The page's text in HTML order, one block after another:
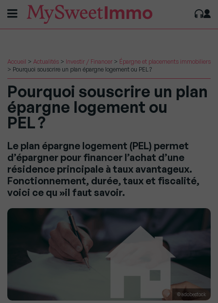
Accueil > Actualités > Investir / Financer > Épargne et placements immobiliers
> Pourquoi souscrire un plan épargne logement ou PEL ?
Pourquoi souscrire un plan
épargne logement ou
PEL ?
Le plan épargne logement (PEL) permet
d’épargner pour financer l’achat d’une
résidence principale à taux avantageux.
Fonctionnement, durée, taux et fiscalité,
voici ce qu »il faut savoir.
© adobestock